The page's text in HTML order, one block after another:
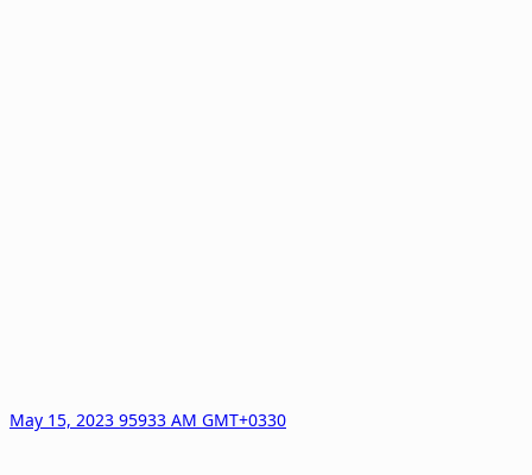
May 15, 2023 95933 AM GMT+0330